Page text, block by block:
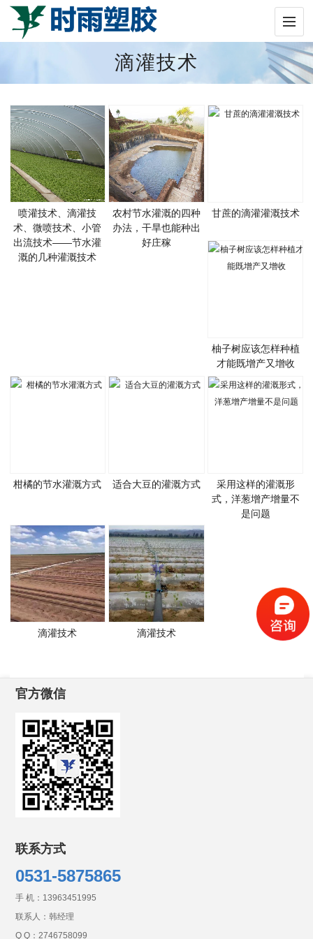
滴灌技术
喷灌技术、滴灌技
术、微喷技术、小管
出流技术——节水灌
溉的几种灌溉技术
农村节水灌溉的四种
办法，干旱也能种出
好庄稼
甘蔗的滴灌灌溉技术
柚子树应该怎样种植
才能既增产又增收
柑橘的节水灌溉方式 适合大豆的灌溉方式
采用这样的灌溉形
式，洋葱增产增量不
是问题
滴灌技术 滴灌技术
官方微信
联系方式
0531-5875865
手 机： 13963451995
联系人：韩经理
Q Q： 2746758099